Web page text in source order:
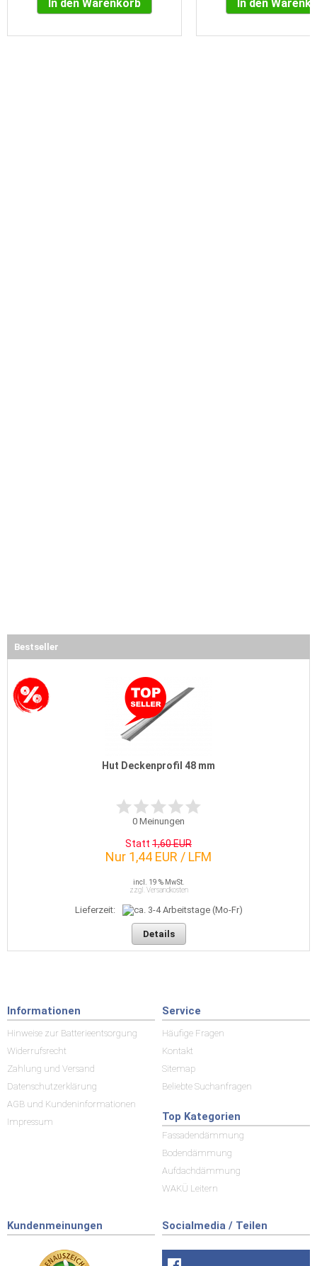
In den Warenkorb In den
Bestseller
Hut Deckenprofil 48 mm
0 Meinungen
Statt 1,60 EUR
Nur 1,44 EUR / LFM
incl. 19 % MwSt.
zzgl. Versandkosten
Lieferzeit:
Details
Informationen
Hinweise zur Batterieentsorgung
Widerrufsrecht
Zahlung und Versand
Datenschutzerklärung
AGB und Kundeninformationen
Impressum
Service
Häufige Fragen
Kontakt
Sitemap
Beliebte Suchanfragen
Top Kategorien
Fassadendämmung
Bodendämmung
Aufdachdämmung
WAKÜ Leitern
Kundenmeinungen Socialmedia / Teilen